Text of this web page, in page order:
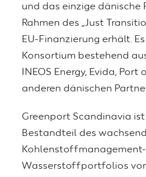
und das einzige dänische
Rahmen des „Just
EU-Finanzierung erhält.
Konsortium bestehend
INEOS Energy, Evida,
anderen dänischen
Greenport Scandinavia
Bestandteil des
Wasserstoffportfolios